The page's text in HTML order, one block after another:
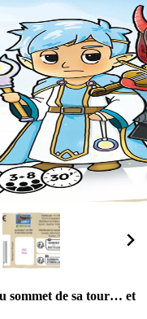
sommet de sa tour… et